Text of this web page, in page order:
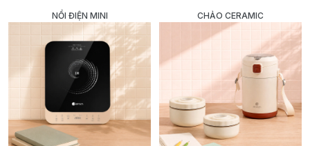
NỒI ĐIỆN MINI CHẢO CERAMIC